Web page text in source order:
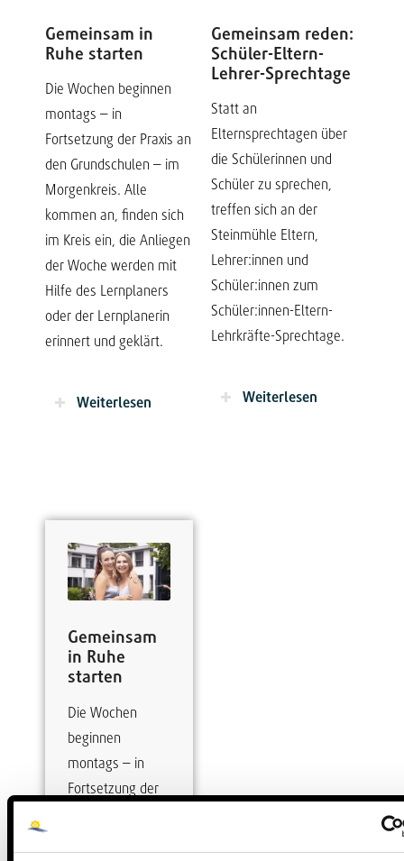
Gemeinsam in
Ruhe starten
Die Wochen beginnen
montags – in
Fortsetzung der Praxis an
den Grundschulen – im
Morgenkreis. Alle
kommen an, finden sich
im Kreis ein, die Anliegen
der Woche werden mit
Hilfe des Lernplaners
oder der Lernplanerin
erinnert und geklärt.
Weiterlesen
Gemeinsam reden:
Schüler-Eltern-
Lehrer-Sprechtage
Statt an
Elternsprechtagen über
die Schülerinnen und
Schüler zu sprechen,
treffen sich an der
Steinmühle Eltern,
Lehrer:innen und
Schüler:innen zum
Schüler:innen-Eltern-
Lehrkräfte-Sprechtage.
Weiterlesen
Gemeinsam
in Ruhe
starten
Die Wochen
beginnen
montags – in
Fortsetzung der